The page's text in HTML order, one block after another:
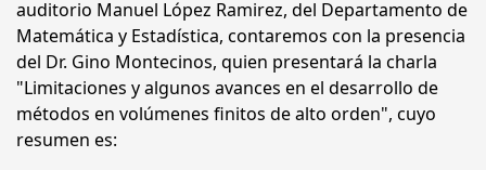
auditorio Manuel López Ramirez, del Departamento de
Matemática y Estadística, contaremos con la presencia
del Dr. Gino Montecinos, quien presentará la charla
"Limitaciones y algunos avances en el desarrollo de
métodos en volúmenes finitos de alto orden", cuyo
resumen es: